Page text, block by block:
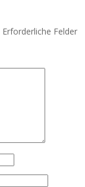
Erforderliche Felder